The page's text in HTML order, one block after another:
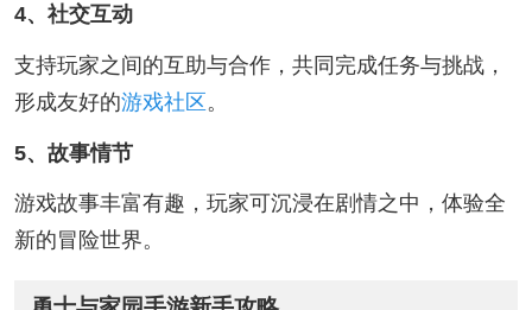
4、社交互动
支持玩家之间的互助与合作，共同完成任务与挑战，
形成友好的游戏社区。
5、故事情节
游戏故事丰富有趣，玩家可沉浸在剧情之中，体验全
新的冒险世界。